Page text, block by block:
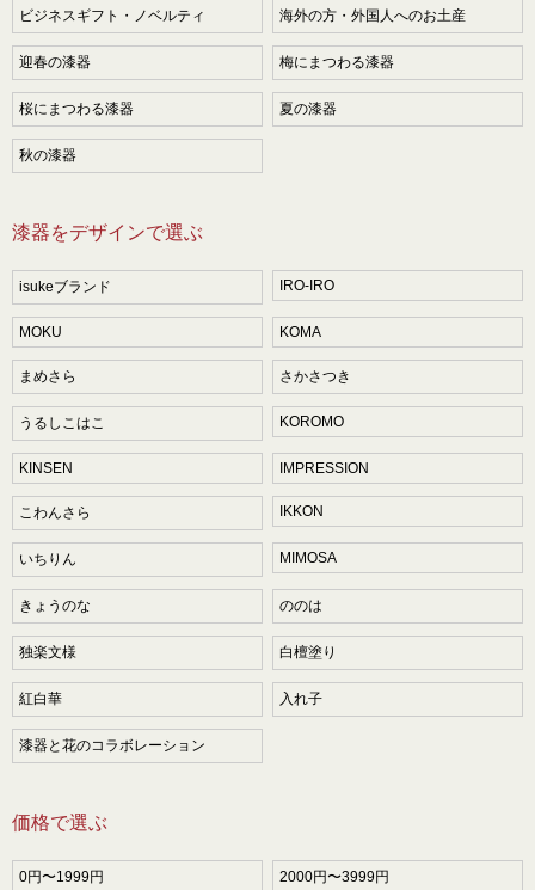
ビジネスギフト・ノベルティ 海外の方・外国人へのお土産
迎春の漆器 梅にまつわる漆器
桜にまつわる漆器 夏の漆器
秋の漆器
漆器をデザインで選ぶ
isukeブランド IRO-IRO
MOKU KOMA
まめさら さかさつき
うるしこはこ KOROMO
KINSEN IMPRESSION
こわんさら IKKON
いちりん MIMOSA
きょうのな ののは
独楽文様 白檀塗り
紅白華 入れ子
漆器と花のコラボレーション
価格で選ぶ
0円〜1999円 2000円〜3999円